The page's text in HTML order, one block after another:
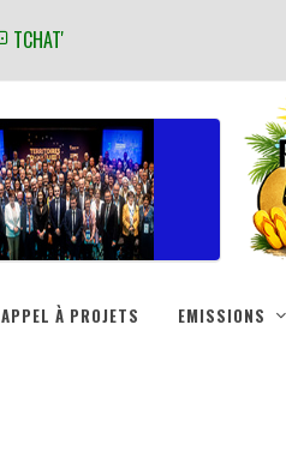
TCHAT'
APPEL À PROJETS EMISSIONS